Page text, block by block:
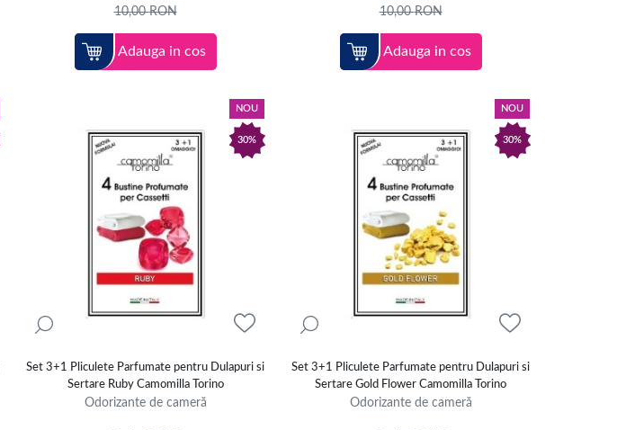
10,00RON
Adauga in cos
10,00RON
Adauga in cos
NOU
30%
Set 3+1 Pliculete Parfumate pentru Dulapuri si
Sertare Ruby Camomilla Torino
Odorizante de cameră
NOU
30%
Set 3+1 Pliculete Parfumate pentru Dulapuri si
Sertare Gold Flower Camomilla Torino
Odorizante de cameră